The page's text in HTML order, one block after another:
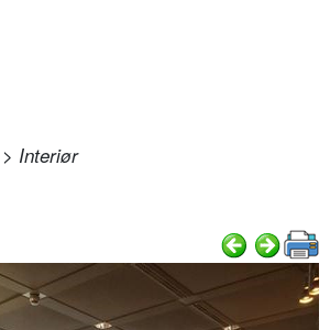
> Interiør